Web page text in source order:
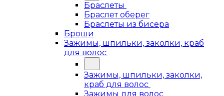
Браслеты
Браслет оберег
Браслеты из бисера
Броши
Зажимы, шпильки, заколки, краб
для волос
Зажимы, шпильки, заколки,
краб для волос
Зажимы для волос